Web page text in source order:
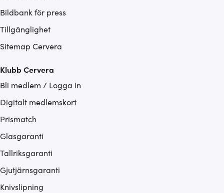
Bildbank för press
Tillgänglighet
Sitemap Cervera
Klubb Cervera
Bli medlem / Logga in
Digitalt medlemskort
Prismatch
Glasgaranti
Tallriksgaranti
Gjutjärnsgaranti
Knivslipning